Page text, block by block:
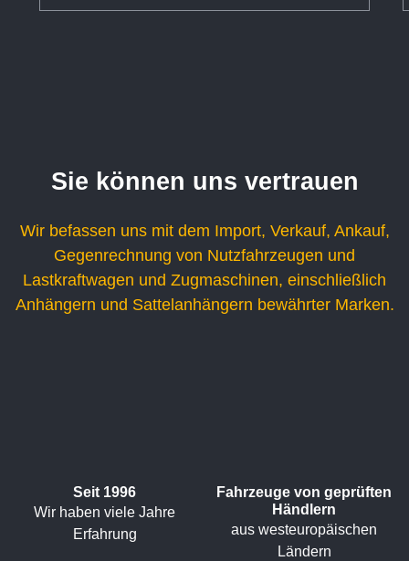
Sie können uns vertrauen
Wir befassen uns mit dem Import, Verkauf, Ankauf,
Gegenrechnung von Nutzfahrzeugen und
Lastkraftwagen und Zugmaschinen, einschließlich
Anhängern und Sattelanhängern bewährter Marken.
Seit 1996
Wir haben viele Jahre
Erfahrung
Fahrzeuge von geprüften
Händlern
aus westeuropäischen
Ländern